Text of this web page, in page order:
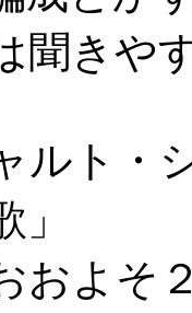
聞きや
ルト・
」
およそ